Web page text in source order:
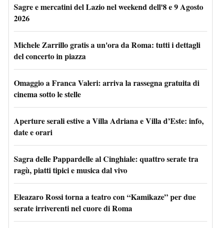
Sagre e mercatini del Lazio nel weekend dell'8 e 9 Agosto
2026
Michele Zarrillo gratis a un'ora da Roma: tutti i dettagli
del concerto in piazza
Omaggio a Franca Valeri: arriva la rassegna gratuita di
cinema sotto le stelle
Aperture serali estive a Villa Adriana e Villa d’Este: info,
date e orari
Sagra delle Pappardelle al Cinghiale: quattro serate tra
ragù, piatti tipici e musica dal vivo
Eleazaro Rossi torna a teatro con “Kamikaze” per due
serate irriverenti nel cuore di Roma